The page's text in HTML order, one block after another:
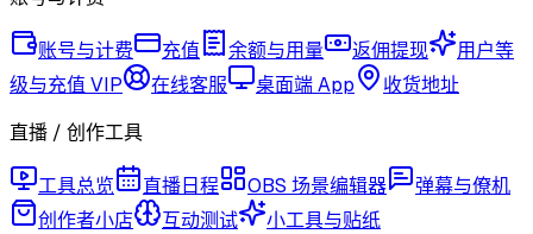
账号与计费 充值 余额与用量 返佣提现
用户等
级与充值 VIP
在线客服 桌面端 App
收货地址
直播 / 创作工具
工具总览 直播日程 OBS 场景编辑器
弹幕与僚机
创作者小店
互动测试
小工具与贴纸